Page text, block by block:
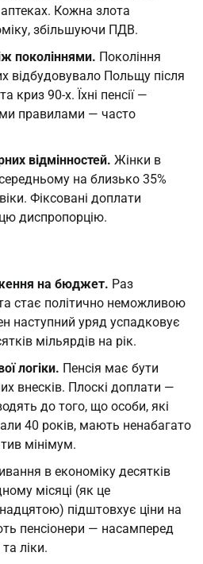
Кожна злота
збільшуючи ПДВ.
поколіннями. Покоління
відбудовувало Польщу після
криз 90-х. Їхні пенсії —
правилами — часто
відмінностей. Жінки в
на близько 35%
Фіксовані доплати
диспропорцію.
на бюджет. Раз
стає політично неможливою
наступний уряд успадковує
мільярдів на рік.
логіки. Пенсія має бути
внесків. Плоскі доплати —
до того, що особи, які
40 років, мають ненабагато
мінімум.
в економіку десятків
місяці (як це
підштовхує ціни на
пенсіонери — насамперед
ліки.